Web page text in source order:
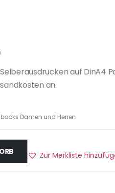
auf DinA4
an.
Damen und Herren
Zur Merkliste